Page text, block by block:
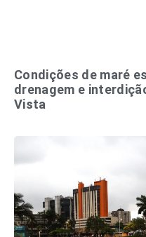
Condições de maré
drenagem e
Vista